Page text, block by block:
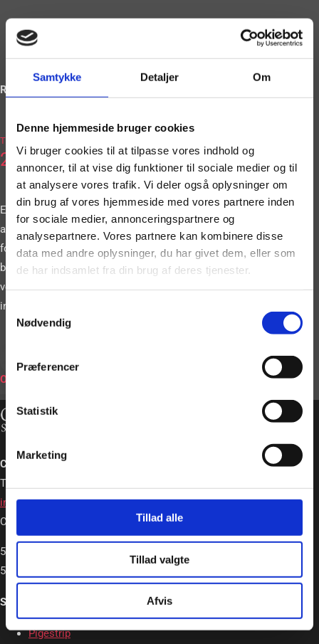
Samtykke Detaljer Om
Denne hjemmeside bruger cookies
Vi bruger cookies til at tilpasse vores indhold og
annoncer, til at vise dig funktioner til sociale medier og til
at analysere vores trafik. Vi deler også oplysninger om
din brug af vores hjemmeside med vores partnere inden
for sociale medier, annonceringspartnere og
analysepartnere. Vores partnere kan kombinere disse
data med andre oplysninger, du har givet dem, eller som
de har indsamlet fra din brug af deres tjenester.
Samtykkevalg
Nødvendig
Præferencer
Statistik
Marketing
Tillad alle
Tillad valgte
Afvis
Ring og book på
Tlf.
2036
2663
Eller book vores
artister gennem vores
formular. Vi
bestræber os på at
vende tilbage til dig
inden for 24 timer.
BOOK
ONLINE
Charlotte Schou – Strip og Event
Tlf. +45 20362663
info@charlotteschou.dk
CVR: 31814642
5,0
5,0 out of 5 stars (based on 19 reviews)
Strip & Event
Pigestrip